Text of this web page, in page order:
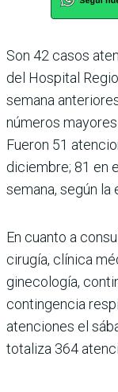
Son 42 casos
del Hospital
semana
números
Fueron 51
diciembre; 81 en
semana, según la
En cuanto a
cirugía, clínica
ginecología,
contingencia
atenciones el
totaliza 364